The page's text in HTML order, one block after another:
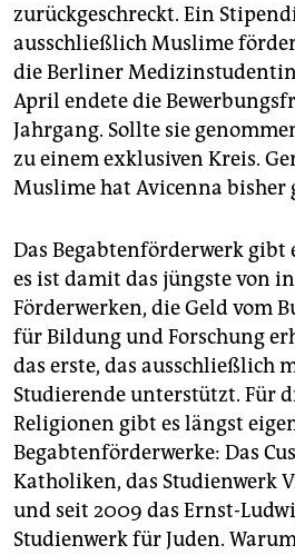
unterstützen
abo
genossenschaft
epaper login
zurückgeschreckt. Ein
ausschließlich Muslime
die Berliner
April endete die
Jahrgang. Sollte sie
zu einem exklusiven Kreis.
Muslime hat Avicenna bisher
Das Begabtenförderwerk gibt
es ist damit das jüngste von
Förderwerken, die Geld vom
für Bildung und Forschung
das erste, das ausschließlich
Studierende unterstützt. Für
Religionen gibt es längst
Begabtenförderwerke: Das
Katholiken, das Studienwerk
und seit 2009 das Ernst-
Studienwerk für Juden.